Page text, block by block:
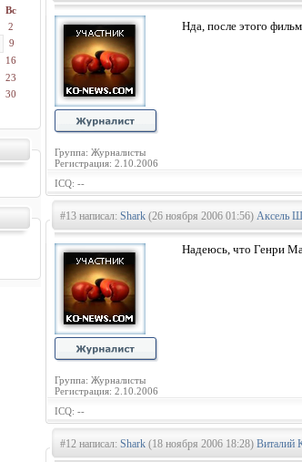
Вс
2
9
16
23
30
Группа: Журналисты
Регистрация: 2.10.2006
Нда, после этого
ICQ: --
#13 написал: Shark (26 ноября 2006 01:56) Аксель
Группа: Журналисты
Регистрация: 2.10.2006
Надеюсь, что Генри
ICQ: --
#12 написал: Shark (18 ноября 2006 18:28) Виталий